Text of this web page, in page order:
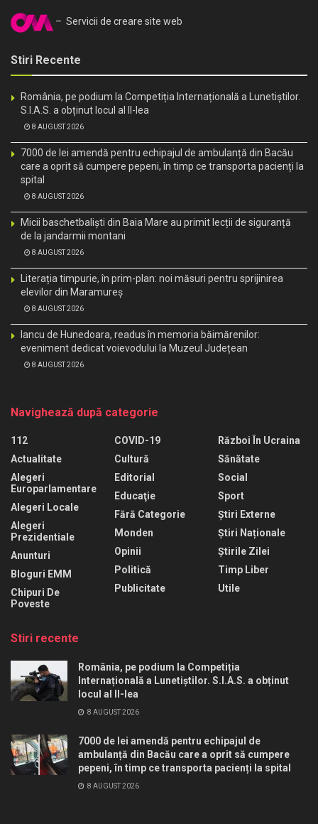
– Servicii de creare site web
Stiri Recente
România, pe podium la Competiția Internațională a Lunetiștilor.
S.I.A.S. a obținut locul al II-lea
8 AUGUST 2026
7000 de lei amendă pentru echipajul de ambulanță din Bacău
care a oprit să cumpere pepeni, în timp ce transporta pacienți la
spital
8 AUGUST 2026
Micii baschetbaliști din Baia Mare au primit lecții de siguranță
de la jandarmii montani
8 AUGUST 2026
Literația timpurie, în prim-plan: noi măsuri pentru sprijinirea
elevilor din Maramureș
8 AUGUST 2026
Iancu de Hunedoara, readus în memoria băimărenilor:
eveniment dedicat voievodului la Muzeul Județean
8 AUGUST 2026
Navighează după categorie
112
Actualitate
Alegeri
Europarlamentare
Alegeri Locale
Alegeri
Prezidentiale
Anunturi
Bloguri EMM
Chipuri De
Poveste
COVID-19
Cultură
Editorial
Educaţie
Fără Categorie
Monden
Opinii
Politică
Publicitate
Război În Ucraina
Sănătate
Social
Sport
Știri Externe
Știri Naționale
Știrile Zilei
Timp Liber
Utile
Stiri recente
România, pe podium la Competiția
Internațională a Lunetiștilor. S.I.A.S. a obținut
locul al II-lea
8 AUGUST 2026
7000 de lei amendă pentru echipajul de
ambulanță din Bacău care a oprit să cumpere
pepeni, în timp ce transporta pacienți la spital
8 AUGUST 2026